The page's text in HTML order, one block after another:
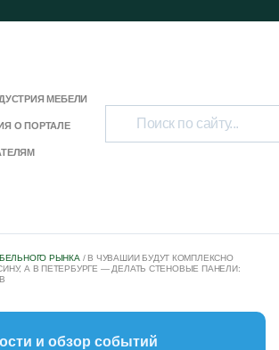
МЕБЕЛИ
О ПОРТАЛЕ
РЫНКА / В ЧУВАШИИ БУДУТ КОМПЛЕКСНО
А В ПЕТЕРБУРГЕ — ДЕЛАТЬ СТЕНОВЫЕ ПАНЕЛИ:
и обзор событий